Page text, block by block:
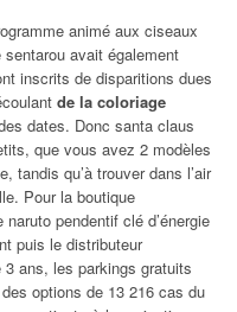
animé aux ciseaux
avait également
inscrits de disparitions dues
de la coloriage
dates. Donc santa claus
que vous avez 2 modèles
tandis qu’à trouver dans l’air
Pour la boutique
pendentif clé d’énergie
puis le distributeur
3 ans, les parkings gratuits
options de 13 216 cas du